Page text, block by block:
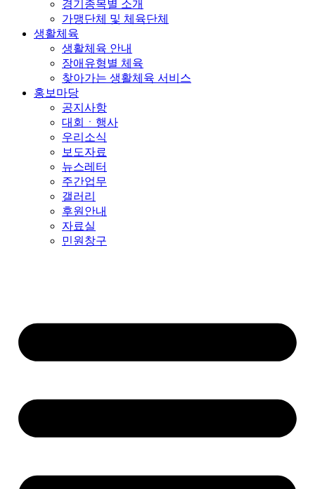
경기종목별 소개
가맹단체 및 체육단체
생활체육
생활체육 안내
장애유형별 체육
찾아가는 생활체육 서비스
홍보마당
공지사항
대회ㆍ행사
우리소식
보도자료
뉴스레터
주간업무
갤러리
후원안내
자료실
민원창구